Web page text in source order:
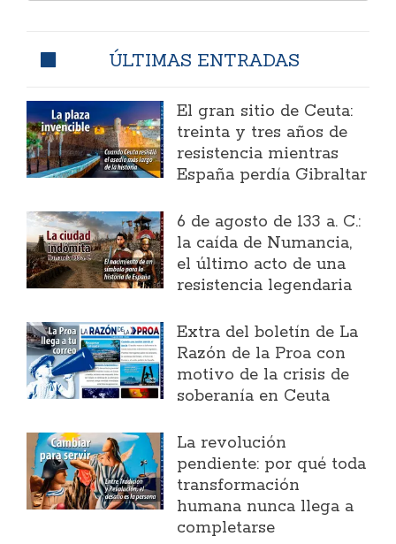
ÚLTIMAS ENTRADAS
El gran sitio de Ceuta:
treinta y tres años de
resistencia mientras
España perdía Gibraltar
6 de agosto de 133 a. C.:
la caída de Numancia,
el último acto de una
resistencia legendaria
Extra del boletín de La
Razón de la Proa con
motivo de la crisis de
soberanía en Ceuta
La revolución
pendiente: por qué toda
transformación
humana nunca llega a
completarse